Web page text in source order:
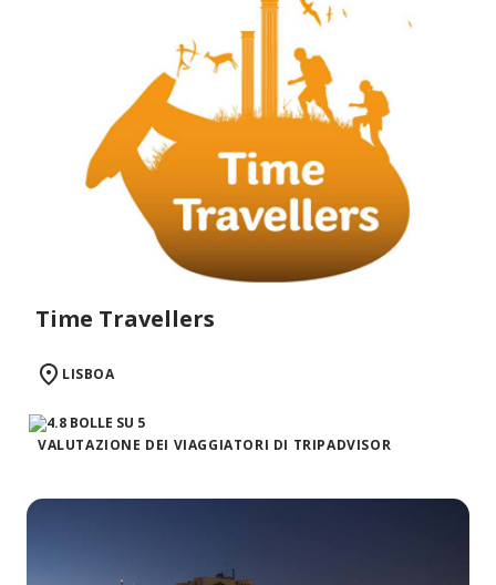
Time Travellers
LISBOA
VALUTAZIONE DEI VIAGGIATORI DI TRIPADVISOR